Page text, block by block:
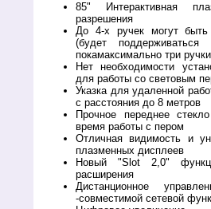
85" Интерактивная
разрешения
До 4-х ручек могут быть
(будет
покамаксимально три
Нет необходимости
для работы со световым
Указка для удаленной
с расстояния до 8 метров
Прочное переднее
время работы с пером
Отличная видимость и
плазменных дисплеев
Новый "Slot 2,0"
расширения
Дистанционное
-совместимой сетевой